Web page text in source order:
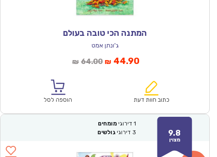
המתנה הכי טובה בעולם
ג'ונתן אמט
₪ 64.00המחיר
₪64.00.
₪ 44.90המחיר
הוא:
כתוב חוות דעת הוספה לסל
9.8
מצוין
1 דירוגי מומחים
3 דירוגי גולשים